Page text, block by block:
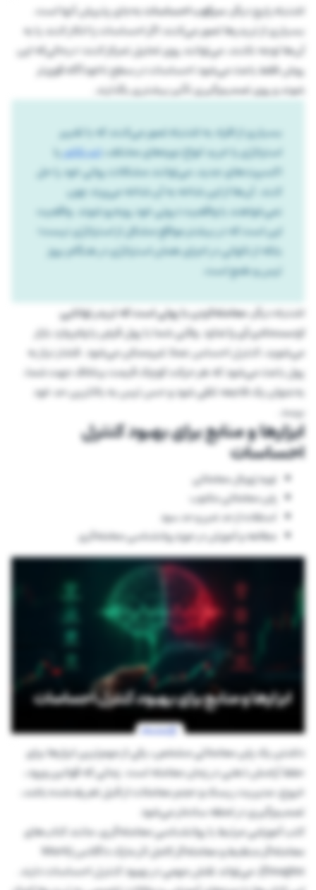
اشتباه رایج دیگر،سرکوب احساساتبه‌جای پذیرش آ‌نها است.
بسیاری از تریدرها تصور می‌کنند اگر احساسات را انکار کنند یا به
آن‌ها توجه نکنند، می‌توانند روی تحلیل تمرکز کنند؛ درحالی‌که این
روش فقط باعث می‌شود احساسات در سطح ناخودآگاه قوی‌تر
شوند و روی تصمیم‌گیری تأثیر بیشتری بگذارند.
بسیاری از افراد به اشتباه تصور می‌کنند که با تغییر
استراتژی یا خرید انواع دوره‌های مختلف،اندیکاتوریا
اکسپرت‌های جدید، می‌توانند مشکلات روانی خود را حل
کنند. آن‌ها از این شاخه به آن شاخه می‌پرند چون
نمی‌خواهند با واقعیت درونی خود روبه‌رو شوند. واقعیت
این است که در بیشتر مواقع مشکل از استراتژی نیست؛
بلکه از ناتوانی در اجرای همان استراتژی در هنگام بروز
ترس و طمع است.
اشتباه دیگر،معامله‌کردن با پولی است که تریدر توانایی
ازدست‌دادن آن را ندارد. وقتی شما با پول قرض یا وام وارد بازار
می‌شوید، کنترل احساس عملا غیرممکن می‌شود. فشار نیاز به
پول باعث می‌شود که هر حرکت کوچک قیمت برخلاف جهت شما،
به‌عنوان یک فاجعه تلقی شود و حس ترس به بالاترین حد خود
برسد.
ابزارها و منابع برای بهبود کنترل
احساسات
تهیه ژورنال معاملاتی
پلن معاملاتی مکتوب
استفاده از حد ضرر و حد سود
مطالعه و آموزش در حوزه روانشناسی معامله‌گری
داشتن یک پلن معاملاتی مشخص، یکی از مهم‌ترین ابزارها برای
حفظ آرامش ذهنی در زمان معامله است. زمانی که قوانین ورود،
خروج، مدیریت ریسک و حجم معاملات از قبل تعریف‌شده باشد،
تصمیم‌گیری در لحظه ساده‌تر می‌شود
کتب آموزشی مرتبط با روانشناسی معامله‌گری، مانند کتاب‌های
معامله‌گر منظبط و معامله‌گر کامل اثر مارک داگلاس (Mark
Douglas)، می‌تواند نقش مهمی در بهبود کنترل احساسات دارند.